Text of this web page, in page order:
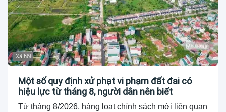
Xã hội
Một số quy định xử phạt vi phạm đất đai có
hiệu lực từ tháng 8, người dân nên biết
Từ tháng 8/2026, hàng loạt chính sách mới liên quan